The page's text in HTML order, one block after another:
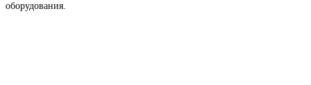
оборудования.